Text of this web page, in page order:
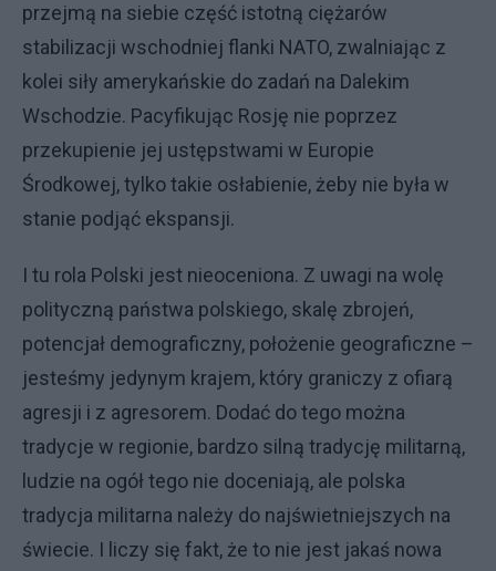
przejmą na siebie część istotną ciężarów
stabilizacji wschodniej flanki NATO, zwalniając z
kolei siły amerykańskie do zadań na Dalekim
Wschodzie. Pacyfikując Rosję nie poprzez
przekupienie jej ustępstwami w Europie
Środkowej, tylko takie osłabienie, żeby nie była w
stanie podjąć ekspansji.
I tu rola Polski jest nieoceniona. Z uwagi na wolę
polityczną państwa polskiego, skalę zbrojeń,
potencjał demograficzny, położenie geograficzne –
jesteśmy jedynym krajem, który graniczy z ofiarą
agresji i z agresorem. Dodać do tego można
tradycje w regionie, bardzo silną tradycję militarną,
ludzie na ogół tego nie doceniają, ale polska
tradycja militarna należy do najświetniejszych na
świecie. I liczy się fakt, że to nie jest jakaś nowa